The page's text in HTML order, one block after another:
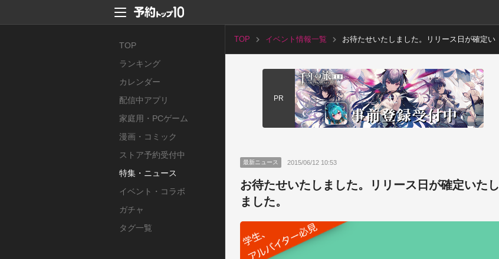
TOP
ランキング
カレンダー
配信中アプリ
家庭用・PCゲーム
漫画・コミック
ストア予約受付中
特集・ニュース
イベント・コラボ
ガチャ
タグ一覧
TOP イベント情報一覧
お待たせいたしました。リリース日が確定い
PR
最新ニュース 2015/06/12 10:53
お待たせいたしました。リリース日が確定いたし
ました。